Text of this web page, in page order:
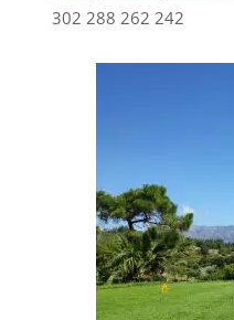
302 288 262 242